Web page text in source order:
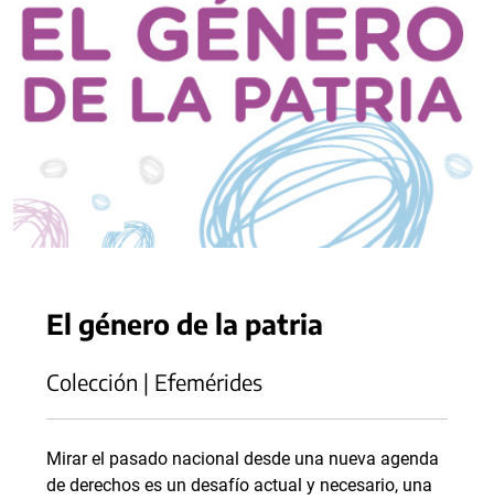
El género de la patria
Colección | Efemérides
Mirar el pasado nacional desde una nueva agenda
de derechos es un desafío actual y necesario, una